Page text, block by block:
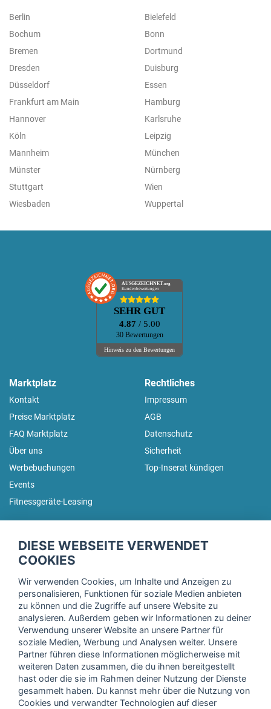
Berlin
Bielefeld
Bochum
Bonn
Bremen
Dortmund
Dresden
Duisburg
Düsseldorf
Essen
Frankfurt am Main
Hamburg
Hannover
Karlsruhe
Köln
Leipzig
Mannheim
München
Münster
Nürnberg
Stuttgart
Wien
Wiesbaden
Wuppertal
AUSGEZEICHNET .org
Kundenbewertungen
SEHR GUT
4.87 / 5.00
30 Bewertungen
Hinweis zu den Bewertungen
Marktplatz
Kontakt
Preise Marktplatz
FAQ Marktplatz
Über uns
Werbebuchungen
Events
Fitnessgeräte-Leasing
Rechtliches
Impressum
AGB
Datenschutz
Sicherheit
Top-Inserat kündigen
Trage dich hier für unseren Newsletter ein und erhalte regelmäßig
Ich stimme der Verarbeitung meiner Daten, wie in der
Einwilligungserklärungder fitnessmarkt.de services GmbH
beschrieben, zu und bestätige, dass ich das 16. Lebensjahr
vollendet habe. Ich kann diese Einwilligung jederzeit mit
Wirkung für die Zukunft widerrufen. Weitere Informationen
finden Sie in unsererDatenschutzerklärung.
DIESE WEBSEITE VERWENDET
COOKIES
Wir verwenden Cookies, um Inhalte und Anzeigen zu
personalisieren, Funktionen für soziale Medien anbieten
zu können und die Zugriffe auf unsere Website zu
analysieren. Außerdem geben wir Informationen zu deiner
Verwendung unserer Website an unsere Partner für
soziale Medien, Werbung und Analysen weiter. Unsere
Partner führen diese Informationen möglicherweise mit
weiteren Daten zusammen, die du ihnen bereitgestellt
hast oder die sie im Rahmen deiner Nutzung der Dienste
gesammelt haben. Du kannst mehr über die Nutzung von
Cookies und verwandter Technologien auf dieser